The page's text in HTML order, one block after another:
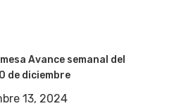
Avance semanal del
de diciembre
13, 2024